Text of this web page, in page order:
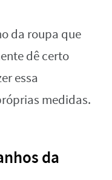
da roupa que
dê certo
essa
medidas.
da